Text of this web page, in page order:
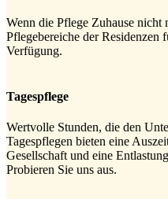
Wenn die Pflege Zuhause nicht
Pflegebereiche der Residenzen
Verfügung.
Tagespflege
Wertvolle Stunden, die den
Tagespflegen bieten eine
Gesellschaft und eine
Probieren Sie uns aus.